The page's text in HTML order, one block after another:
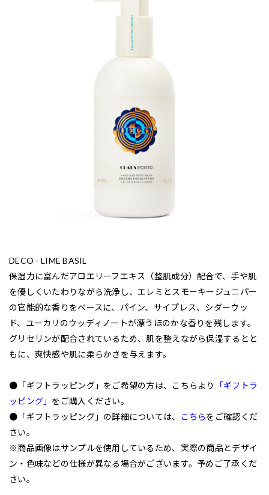
DECO - LIME BASIL
保湿力に富んだアロエリーフエキス（整肌成分）配合で、手や肌
を優しくいたわりながら洗浄し、エレミとスモーキージュニパー
の官能的な香りをベースに、パイン、サイプレス、シダーウッ
ド、ユーカリのウッディノートが漂うほのかな香りを残します。
グリセリンが配合されているため、肌を整えながら保湿するとと
もに、爽快感や肌に柔らかさを与えます。
●「ギフトラッピング」をご希望の方は、こちらより
「ギフトラ
ッピング」 をご購入ください。
●「ギフトラッピング」の詳細については、
こちらをご確認くだ
さい。
※商品画像はサンプルを使用しているため、実際の商品とデザイ
ン・色味などの仕様が異なる場合がございます。予めご了承くだ
さい。